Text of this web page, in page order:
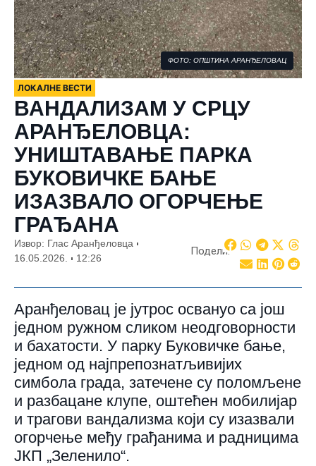
ФОТО: ОПШТИНА АРАНЂЕЛОВАЦ
ЛОКАЛНЕ ВЕСТИ
ВАНДАЛИЗАМ У СРЦУ
АРАНЂЕЛОВЦА:
УНИШТАВАЊЕ ПАРКА
БУКОВИЧКЕ БАЊЕ
ИЗАЗВАЛО ОГОРЧЕЊЕ
ГРАЂАНА
Извор: Глас Аранђеловца
16.05.2026.
12:26
Подели:
Аранђеловац је јутрос освануо са још
једном ружном сликом неодговорности
и бахатости. У парку Буковичке бање,
једном од најпрепознатљивијих
симбола града, затечене су поломљене
и разбацане клупе, оштећен мобилијар
и трагови вандализма који су изазвали
огорчење међу грађанима и радницима
ЈКП „Зеленило“.